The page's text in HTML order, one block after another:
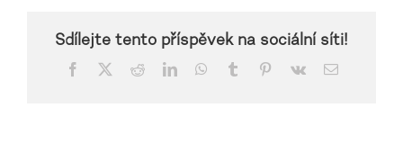
Sdílejte tento příspěvek na sociální síti!
Facebook RedditLinkedInWhatsApp
Tumblr Pinterest
Vk Email